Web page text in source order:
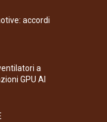
accordi
a
GPU AI